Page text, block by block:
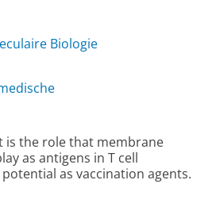
Biologie
is the role that membrane
as antigens in T cell
as vaccination agents.